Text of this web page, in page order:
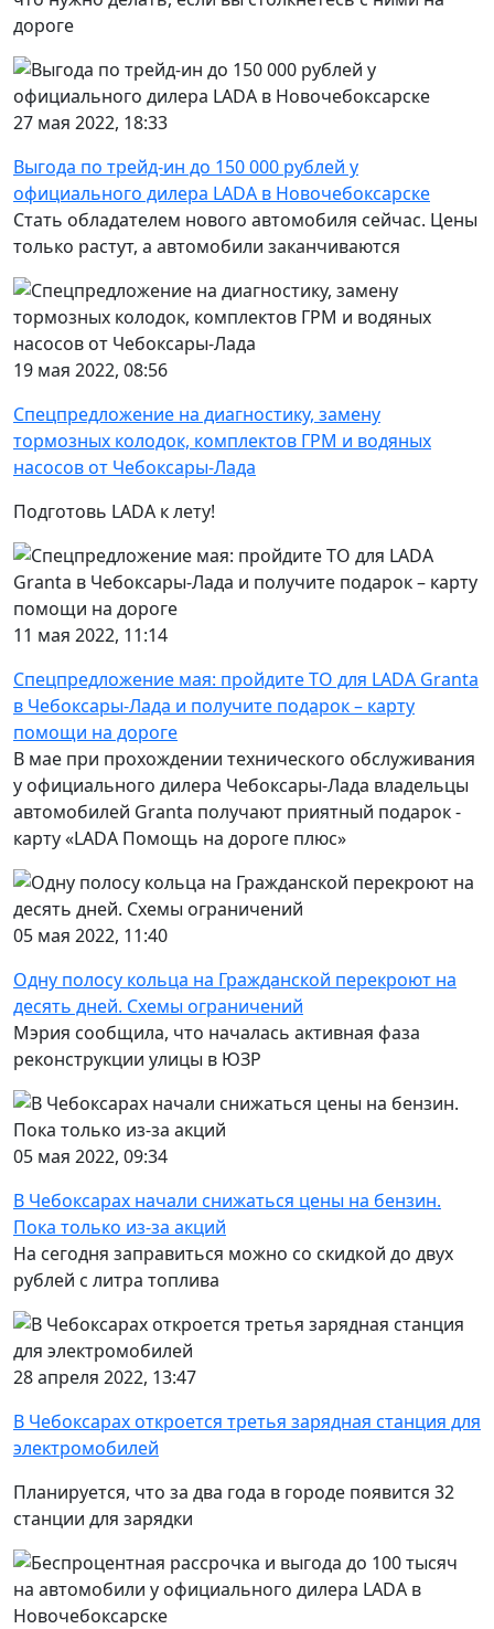
дороге
27 мая 2022, 18:33
Выгода по трейд-ин до 150 000 рублей у
официального дилера LADA в Новочебоксарске
Стать обладателем нового автомобиля сейчас. Цены
только растут, а автомобили заканчиваются
19 мая 2022, 08:56
Спецпредложение на диагностику, замену
тормозных колодок, комплектов ГРМ и водяных
насосов от Чебоксары-Лада
Подготовь LADA к лету!
11 мая 2022, 11:14
Спецпредложение мая: пройдите ТО для LADA Granta
в Чебоксары-Лада и получите подарок – карту
помощи на дороге
В мае при прохождении технического обслуживания
у официального дилера Чебоксары-Лада владельцы
автомобилей Granta получают приятный подарок -
карту «LADA Помощь на дороге плюс»
05 мая 2022, 11:40
Одну полосу кольца на Гражданской перекроют на
десять дней. Схемы ограничений
Мэрия сообщила, что началась активная фаза
реконструкции улицы в ЮЗР
05 мая 2022, 09:34
В Чебоксарах начали снижаться цены на бензин.
Пока только из-за акций
На сегодня заправиться можно со скидкой до двух
рублей с литра топлива
28 апреля 2022, 13:47
В Чебоксарах откроется третья зарядная станция для
электромобилей
Планируется, что за два года в городе появится 32
станции для зарядки